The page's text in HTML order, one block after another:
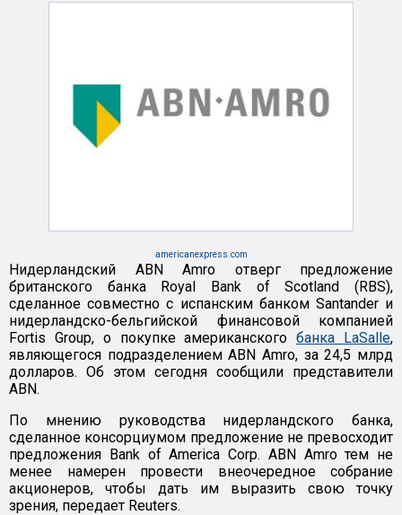
americanexpress.com
Нидерландский ABN Amro отверг предложение
британского банка Royal Bank of Scotland (RBS),
сделанное совместно с испанским банком Santander и
нидерландско-бельгийской финансовой компанией
Fortis Group, о покупке американскогобанка LaSalle,
являющегося подразделением ABN Amro, за 24,5 млрд
долларов. Об этом сегодня сообщили представители
ABN.
По мнению руководства нидерландского банка,
сделанное консорциумом предложение не превосходит
предложения Bank of America Corp. ABN Amro тем не
менее намерен провести внеочередное собрание
акционеров, чтобы дать им выразить свою точку
зрения, передает Reuters.